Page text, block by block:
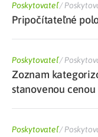
Poskytovateľ/
Pripočítateľné
Poskytovateľ/
Zoznam
stanovenou cenou
Poskytovateľ/